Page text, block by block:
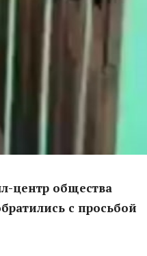
центр общества
с просьбой